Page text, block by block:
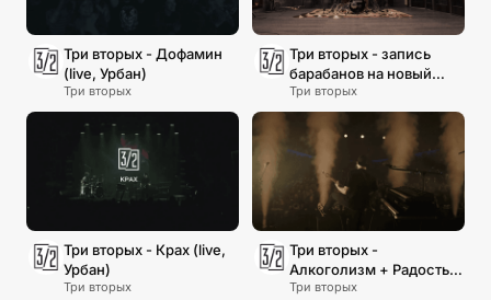
Три вторых - Дофамин
(live, Урбан)
Три вторых
Три вторых - запись
барабанов на новый
альбом (Синелаб, 2024)
Три вторых
Три вторых - Крах (live,
Урбан)
Три вторых
Три вторых -
Алкоголизм + Радость
(live, Урбан)
Три вторых